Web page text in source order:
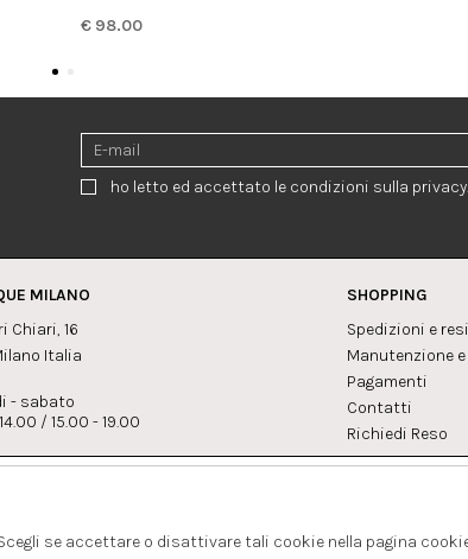
€ 98.00
ho letto ed accettato le condizioni sulla privacy.
MILANO
Chiari, 16
Italia
- sabato
/ 15.00 - 19.00
SHOPPING
Spedizioni e resi
Manutenzione
Pagamenti
Contatti
Richiedi Reso
se accettare o disattivare tali cookie nella pagina